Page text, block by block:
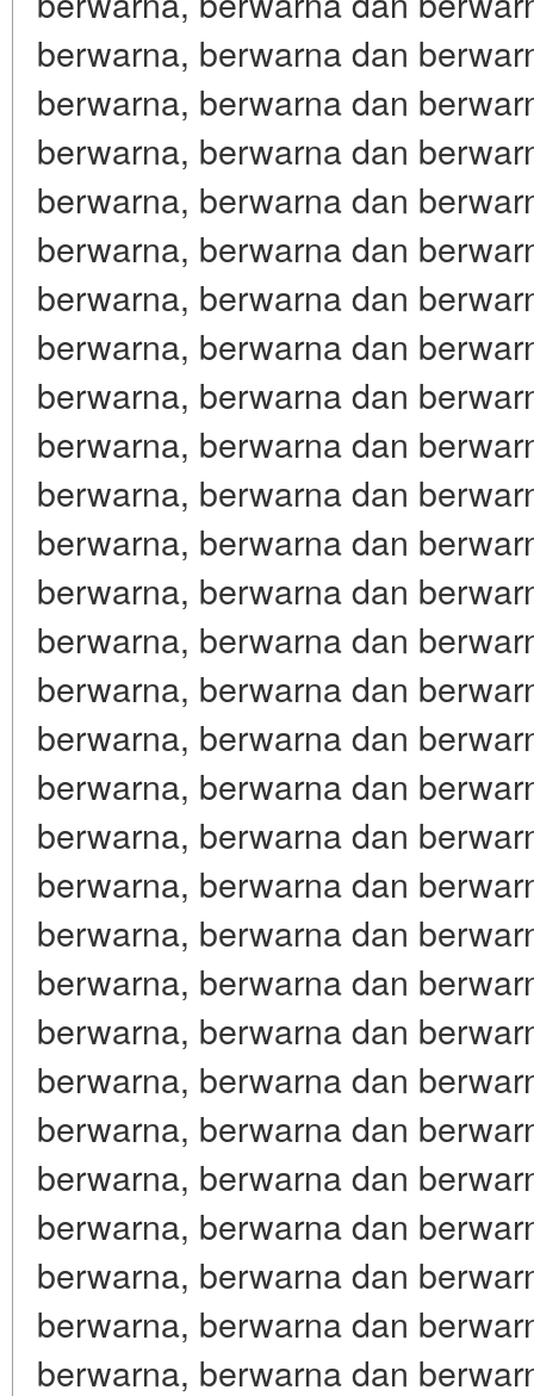
berwarna, berwarna dan
berwarna, berwarna dan
berwarna, berwarna dan
berwarna, berwarna dan
berwarna, berwarna dan
berwarna, berwarna dan
berwarna, berwarna dan
berwarna, berwarna dan
berwarna, berwarna dan
berwarna, berwarna dan
berwarna, berwarna dan
berwarna, berwarna dan
berwarna, berwarna dan
berwarna, berwarna dan
berwarna, berwarna dan
berwarna, berwarna dan
berwarna, berwarna dan
berwarna, berwarna dan
berwarna, berwarna dan
berwarna, berwarna dan
berwarna, berwarna dan
berwarna, berwarna dan
berwarna, berwarna dan
berwarna, berwarna dan
berwarna, berwarna dan
berwarna, berwarna dan
berwarna, berwarna dan
berwarna, berwarna dan